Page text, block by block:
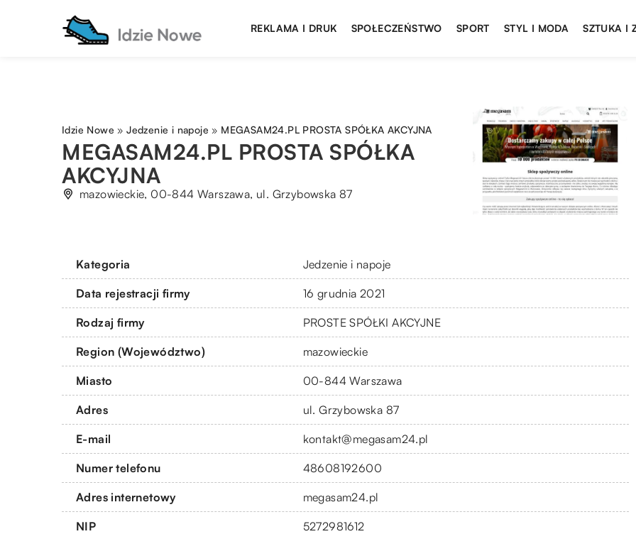
REKLAMA I DRUK SPOŁECZEŃSTWO SPORT STYL I MODA SZTUKA I
Idzie Nowe »Jedzenie i napoje » MEGASAM24.PL PROSTA SPÓŁKA AKCYJNA
MEGASAM24.PL PROSTA SPÓŁKA
AKCYJNA
mazowieckie, 00-844 Warszawa, ul. Grzybowska 87
Kategoria Jedzenie i napoje
Data rejestracji firmy 16 grudnia 2021
Rodzaj firmy PROSTE SPÓŁKI AKCYJNE
Region (Województwo) mazowieckie
Miasto 00-844 Warszawa
Adres ul. Grzybowska 87
E-mail kontakt@megasam24.pl
Numer telefonu 48608192600
Adres internetowy megasam24.pl
NIP 5272981612